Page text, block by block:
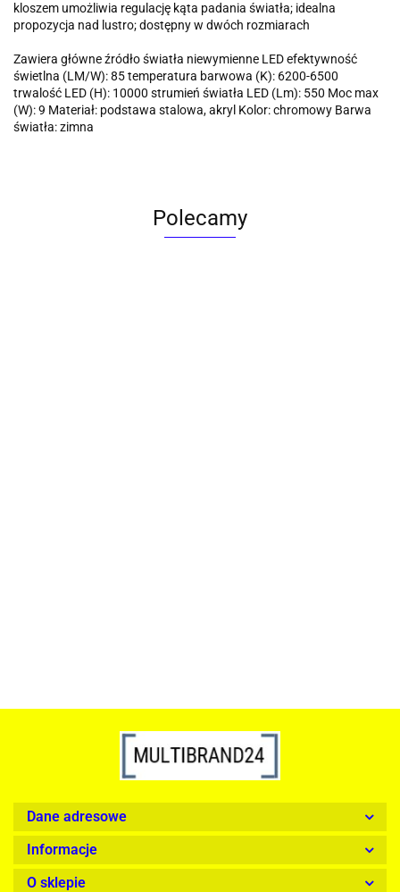
kloszem umożliwia regulację kąta padania światła; idealna
propozycja nad lustro; dostępny w dwóch rozmiarach
Zawiera główne źródło światła niewymienne LED efektywność
świetlna (LM/W): 85 temperatura barwowa (K): 6200-6500
trwalość LED (H): 10000 strumień światła LED (Lm): 550 Moc max
(W): 9 Materiał: podstawa stalowa, akryl Kolor: chromowy Barwa
światła: zimna
Polecamy
Dane adresowe
Informacje
O sklepie